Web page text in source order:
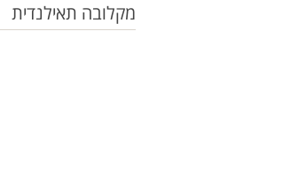
מקלובה תאילנדית